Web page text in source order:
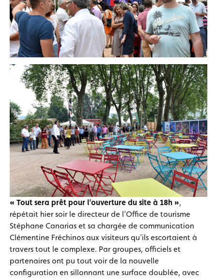
« Tout sera prêt pour l’ouverture du site à 18h »,
répétait hier soir le directeur de l’Office de tourisme
Stéphane Canarias et sa chargée de communication
Clémentine Fréchinos aux visiteurs qu’ils escortaient à
travers tout le complexe. Par groupes, officiels et
partenaires ont pu tout voir de la nouvelle
configuration en sillonnant une surface doublée, avec